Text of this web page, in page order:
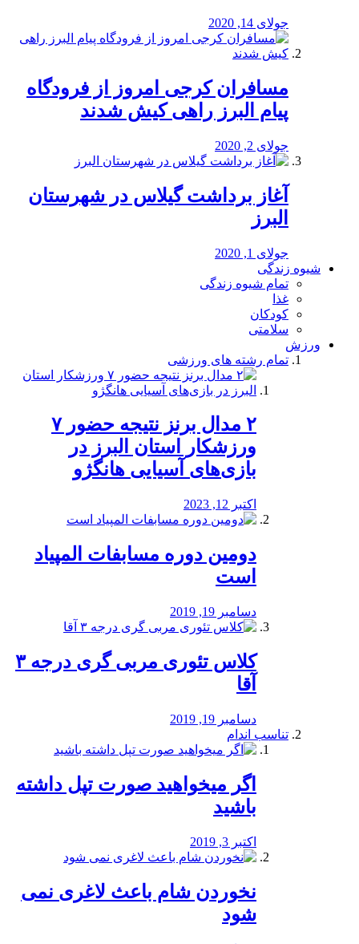
جولای 14, 2020
مسافران کرجی امروز از فرودگاه
پیام البرز راهی کیش شدند
جولای 2, 2020
آغاز برداشت گیلاس در شهرستان
البرز
جولای 1, 2020
شیوه زندگی
تمام شیوه زندگی
غذا
کودکان
سلامتی
ورزش
تمام رشته های ورزشی
۲ مدال برنز نتیجه حضور ۷
ورزشکار استان البرز در
بازی‌های آسیایی هانگژو
اکتبر 12, 2023
دومین دوره مسابفات المپیاد
است
دسامبر 19, 2019
کلاس تئوری مربی گری درجه ۳
آقا
دسامبر 19, 2019
تناسب اندام
اگر میخواهید صورت تپل داشته
باشید
اکتبر 3, 2019
نخوردن شام باعث لاغری نمی
‌شود